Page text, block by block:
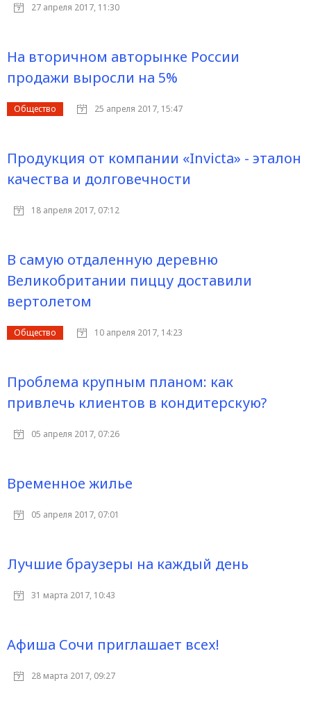
27 апреля 2017, 11:30
На вторичном авторынке России
продажи выросли на 5%
Общество 25 апреля 2017, 15:47
Продукция от компании «Invicta» - эталон
качества и долговечности
18 апреля 2017, 07:12
В самую отдаленную деревню
Великобритании пиццу доставили
вертолетом
Общество 10 апреля 2017, 14:23
Проблема крупным планом: как
привлечь клиентов в кондитерскую?
05 апреля 2017, 07:26
Временное жилье
05 апреля 2017, 07:01
Лучшие браузеры на каждый день
31 марта 2017, 10:43
Афиша Сочи приглашает всех!
28 марта 2017, 09:27